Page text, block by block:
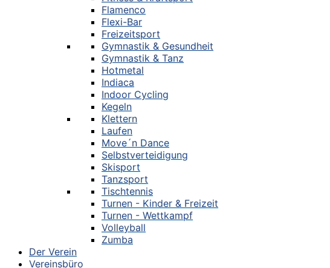
Flamenco
Flexi-Bar
Freizeitsport
Gymnastik & Gesundheit
Gymnastik & Tanz
Hotmetal
Indiaca
Indoor Cycling
Kegeln
Klettern
Laufen
Move´n Dance
Selbstverteidigung
Skisport
Tanzsport
Tischtennis
Turnen - Kinder & Freizeit
Turnen - Wettkampf
Volleyball
Zumba
Der Verein
Vereinsbüro